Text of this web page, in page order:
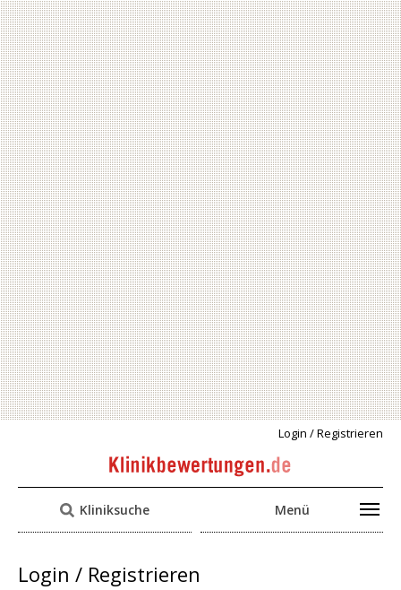
Login / Registrieren
Kliniksuche Menü
Login / Registrieren